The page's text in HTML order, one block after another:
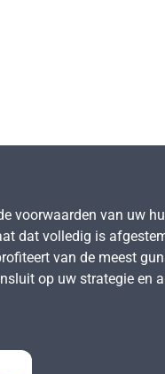
voorwaarden van uw
dat volledig is
van de meest
op uw strategie en